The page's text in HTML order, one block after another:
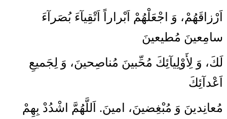
اَرْزاقَهُمْ، وَ اجْعَلْهُمْ اَبْراراً اَتْقِيآءَ بُصَرآءَ
سامِعينَ مُطيعينَ
لَكَ، وَ لِأَوْلِيآئِكَ مُحِّبينَ مُناصِحينَ، وَ لِجَميعِ
اَعْدآئِكَ
مُعانِدينَ وَ مُبْغِضينَ، امينَ. اَللَّهُمَّ اشْدُدْ بِهِمْ